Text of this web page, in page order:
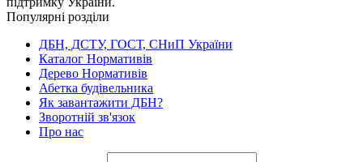
Популярні розділи
ДБН, ДСТУ, ГОСТ, СНиП України
Каталог Нормативів
Дерево Нормативів
Абетка будівельника
Як завантажити ДБН?
Зворотній зв'язок
Про нас